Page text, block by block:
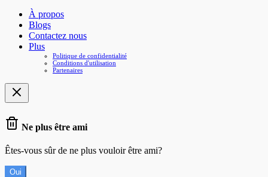
À propos
Blogs
Contactez nous
Plus
Politique de confidentialité
Conditions d'utilisation
Partenaires
Ne plus être ami
Êtes-vous sûr de ne plus vouloir être ami?
Oui